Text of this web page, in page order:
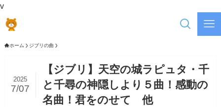
v
ホーム ジブリの曲
【ジブリ】天空の城ラピュタ・千
と千尋の神隠しより５曲！感動の
名曲！君をのせて 他
2025
7/07